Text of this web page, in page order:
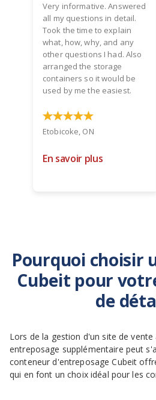
Very informative. Answered
all my questions in detail.
Took the time to explain
what, how, why, and any
other questions I had. Also
arranged the storage
containers so it would be
used by me the easiest.
Etobicoke, ON
En savoir plus
Pourquoi choisir
Cubeit pour
de
Lors de la gestion d'un site de
entreposage supplémentaire peut
conteneur d'entreposage Cubeit
qui en font un choix idéal pour les